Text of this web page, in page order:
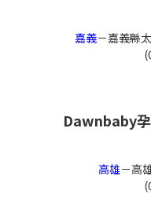
嘉義－嘉義縣
Dawnbaby
高雄－高